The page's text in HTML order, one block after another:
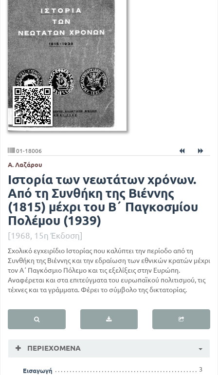
01-18006
Α. Λαζάρου
Ιστορία των νεωτάτων χρόνων.
Από τη Συνθήκη της Βιέννης
(1815) μέχρι του Β΄ Παγκοσμίου
Πολέμου (1939)
[1968, 15η Έκδοση]
Σχολικό εγχειρίδιο Ιστορίας που καλύπτει την περίοδο από τη
Συνθήκη της Βιέννης και την εδραίωση των εθνικών κρατών μέχρι
τον Α΄ Παγκόσμιο Πόλεμο και τις εξελίξεις στην Ευρώπη.
Αναφέρεται και στα επιτεύγματα του ευρωπαϊκού πολιτισμού, τις
τέχνες και τα γράμματα. Φέρει το σύμβολο της δικτατορίας.
ΠΕΡΙΕΧΌΜΕΝΑ
Εισαγωγή
3